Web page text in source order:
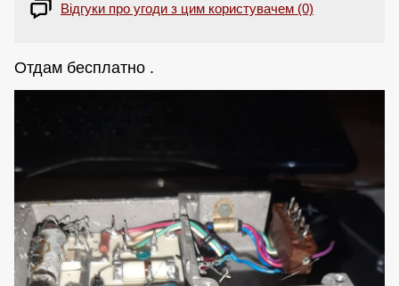
Відгуки про угоди з цим користувачем (0)
Отдам бесплатно .